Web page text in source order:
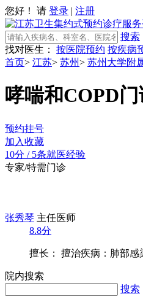
您好！ 请 登录 | 注册
搜索
找对医生：
按医院预约 按疾病
首页> 江苏> 苏州> 苏州大学附
哮喘和COPD
预约挂号
加入收藏
10分 / 5条就医经验
专家/特需门诊
张秀琴 主任医师
8.8分
擅长： 擅治疾病：肺部
院内搜索
搜索